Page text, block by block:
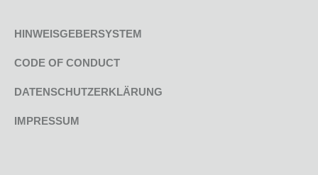
HINWEISGEBERSYSTEM
CODE OF CONDUCT
DATENSCHUTZERKLÄRUNG
IMPRESSUM